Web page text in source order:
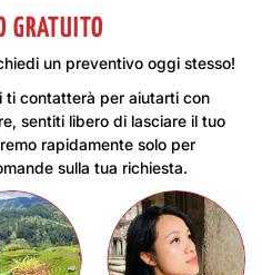
GRATUITO
un preventivo oggi stesso!
ti contatterà per aiutarti con
sentiti libero di lasciare il tuo
rapidamente solo per
sulla tua richiesta.